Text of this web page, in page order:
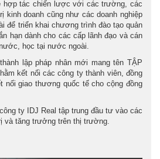
hợp tác chiến lược với các trường, các
kinh doanh cũng như các doanh nghiệp
để triển khai chương trình đào tạo quản
hạn dành cho các cấp lãnh đạo và cán
học tại nước ngoài.
lập pháp nhân mới mang tên TẬP
kết nối các công ty thành viên, đồng
nối giao thương quốc tế cho cộng đồng
ty IDJ Real tập trung đầu tư vào các
và tăng trưởng trên thị trường.